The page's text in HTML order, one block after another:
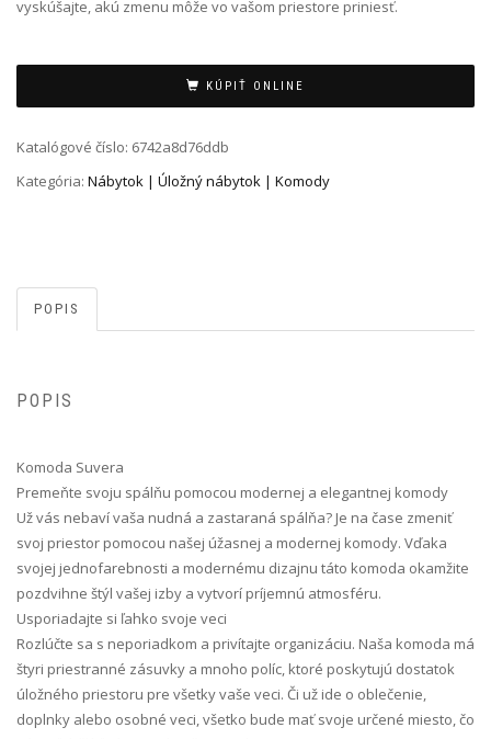
vyskúšajte, akú zmenu môže vo vašom priestore priniesť.
KÚPIŤ ONLINE
Katalógové číslo: 6742a8d76ddb
Kategória: Nábytok | Úložný nábytok | Komody
POPIS
POPIS
Komoda Suvera
Premeňte svoju spálňu pomocou modernej a elegantnej komody
Už vás nebaví vaša nudná a zastaraná spálňa? Je na čase zmeniť
svoj priestor pomocou našej úžasnej a modernej komody. Vďaka
svojej jednofarebnosti a modernému dizajnu táto komoda okamžite
pozdvihne štýl vašej izby a vytvorí príjemnú atmosféru.
Usporiadajte si ľahko svoje veci
Rozlúčte sa s neporiadkom a privítajte organizáciu. Naša komoda má
štyri priestranné zásuvky a mnoho políc, ktoré poskytujú dostatok
úložného priestoru pre všetky vaše veci. Či už ide o oblečenie,
doplnky alebo osobné veci, všetko bude mať svoje určené miesto, čo